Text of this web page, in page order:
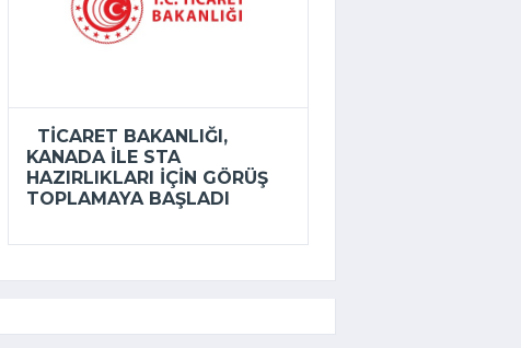
TICARET BAKANLIĞI,
KANADA ILE STA
HAZIRLIKLARI IÇIN GÖRÜŞ
TOPLAMAYA BAŞLADI